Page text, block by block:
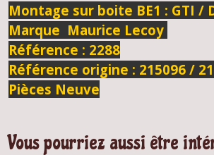
Montage sur boite BE1 : GTI /
Marque Maurice Lecoy
Référence : 2288
Référence origine : 215096 /
Pièces Neuve
Vous pourriez aussi être